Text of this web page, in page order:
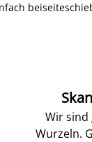
Wir sind
Wurzeln.